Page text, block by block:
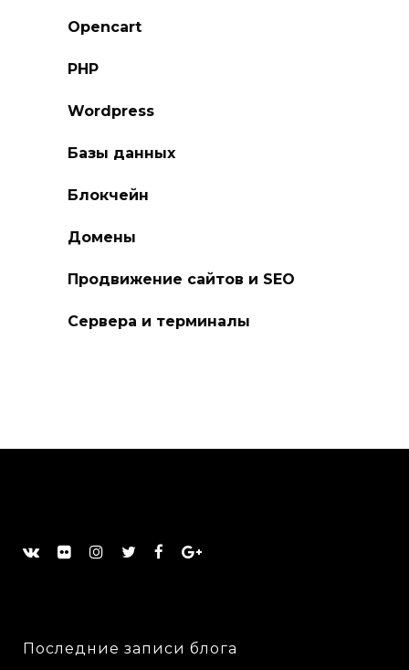
Opencart
PHP
Wordpress
Базы данных
Блокчейн
Домены
Продвижение сайтов и SEO
Сервера и терминалы
Последние записи блога